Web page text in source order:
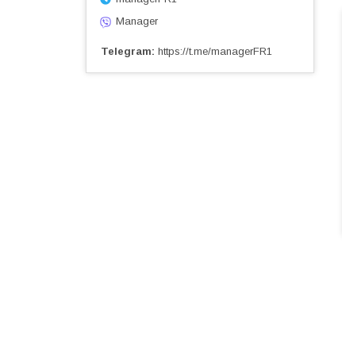
Manager
Telegram https://t.me/managerFR1